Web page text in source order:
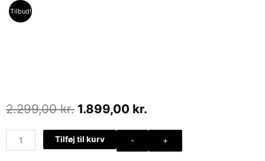
Tilbud!
2.299,00kr. Den
pris
var:
1.899,00 kr.
pris
er:
-
Ergonomisk
kontorstol
+
Tilføj til kurv